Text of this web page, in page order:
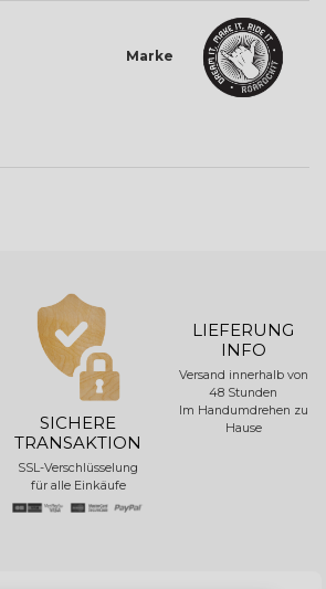
Marke
SICHERE
TRANSAKTION
SSL-Verschlüsselung
für alle Einkäufe
LIEFERUNG
INFO
Versand innerhalb von
48 Stunden
Im Handumdrehen zu
Hause